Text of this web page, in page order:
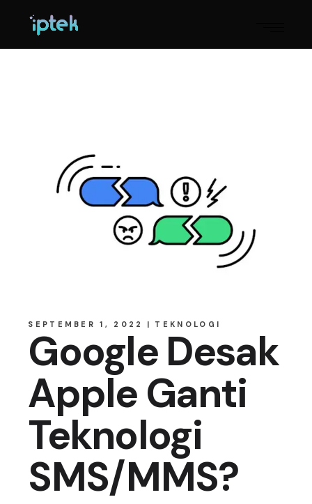
SEPTEMBER 1, 2022 TEKNOLOGI
Google Desak
Apple Ganti
Teknologi
SMS/MMS?